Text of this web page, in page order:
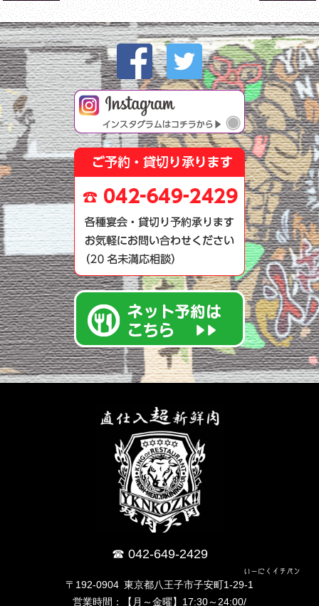
042-649-2429
いーにくイチバン
〒192-0904 東京都八王子市子安町1-29-1
営業時間：【月～金曜】17:30～24:00/